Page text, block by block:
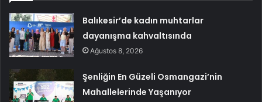
Balıkesir’de kadın muhtarlar
dayanışma kahvaltısında
Ağustos 8, 2026
Şenliğin En Güzeli Osmangazi’nin
Mahallelerinde Yaşanıyor